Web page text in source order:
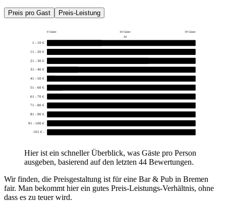
Preis pro Gast Preis-Leistung
0 Gäste 10 Gäste
19 Gäste
10
1 - 10 €
11 - 20 €
21 - 30 €
31 - 40 €
41 - 50 €
51 - 60 €
61 - 70 €
71 - 80 €
81 - 90 €
91 - 100 €
101 € -
Hier ist ein schneller Überblick, was Gäste pro Person
ausgeben, basierend auf den letzten 44 Bewertungen.
Wir finden, die Preisgestaltung ist für eine Bar & Pub in Bremen
fair. Man bekommt hier ein gutes Preis-Leistungs-Verhältnis, ohne
dass es zu teuer wird.